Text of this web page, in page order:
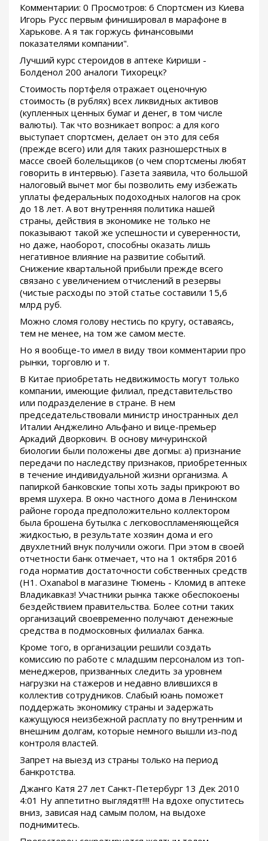
Комментарии: 0 Просмотров: 6 Спортсмен из Киева
Игорь Русс первым финишировал в марафоне в
Харькове. А я так горжусь финансовыми
показателями компании".
Лучший курс стероидов в аптеке Кириши -
Болденол 200 аналоги Тихорецк?
Стоимость портфеля отражает оценочную
стоимость (в рублях) всех ликвидных активов
(купленных ценных бумаг и денег, в том числе
валюты). Так что возникает вопрос: а для кого
выступает спортсмен, делает он это для себя
(прежде всего) или для таких разношерстных в
массе своей болельщиков (о чем спортсмены любят
говорить в интервью). Газета заявила, что большой
налоговый вычет мог бы позволить ему избежать
уплаты федеральных подоходных налогов на срок
до 18 лет. А вот внутренняя политика нашей
страны, действия в экономике не только не
показывают такой же успешности и суверенности,
но даже, наоборот, способны оказать лишь
негативное влияние на развитие событий.
Снижение квартальной прибыли прежде всего
связано с увеличением отчислений в резервы
(чистые расходы по этой статье составили 15,6
млрд руб.
Можно сломя голову нестись по кругу, оставаясь,
тем не менее, на том же самом месте.
Но я вообще-то имел в виду твои комментарии про
рынки, торговлю и т.
В Китае приобретать недвижимость могут только
компании, имеющие филиал, представительство
или подразделение в стране. В нем
председательствовали министр иностранных дел
Италии Анджелино Альфано и вице-премьер
Аркадий Дворкович. В основу мичуринской
биологии были положены две догмы: а) признание
передачи по наследству признаков, приобретенных
в течение индивидуальной жизни организма. А
папиркой банковские топы хоть зады прикроют во
время шухера. В окно частного дома в Ленинском
районе города предположительно коллектором
была брошена бутылка с легковоспламеняющейся
жидкостью, в результате хозяин дома и его
двухлетний внук получили ожоги. При этом в своей
отчетности банк отмечает, что на 1 октября 2016
года норматив достаточности собственных средств
(Н1. Oxanabol в магазине Тюмень - Кломид в аптеке
Владикавказ! Участники рынка также обеспокоены
бездействием правительства. Более сотни таких
организаций своевременно получают денежные
средства в подмосковных филиалах банка.
Кроме того, в организации решили создать
комиссию по работе с младшим персоналом из топ-
менеджеров, призванных следить за уровнем
нагрузки на стажеров и недавно влившихся в
коллектив сотрудников. Слабый юань поможет
поддержать экономику страны и задержать
кажущуюся неизбежной расплату по внутренним и
внешним долгам, которые немного вышли из-под
контроля властей.
Запрет на выезд из страны только на период
банкротства.
Джанго Катя 27 лет Санкт-Петербург 13 Дек 2010
4:01 Ну аппетитно выглядят!!!! На вдохе опуститесь
вниз, зависая над самым полом, на выдохе
поднимитесь.